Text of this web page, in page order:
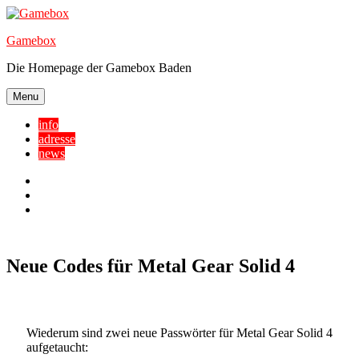
Skip
content
Gamebox
Die Homepage der Gamebox Baden
Menu
info
adresse
news
Neue Codes für Metal Gear Solid 4
Wiederum sind zwei neue Passwörter für Metal Gear Solid 4
aufgetaucht: